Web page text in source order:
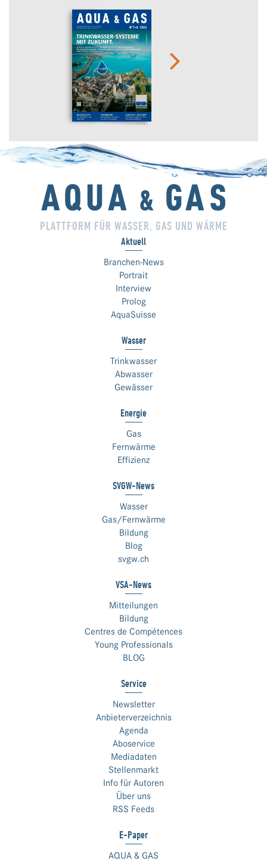
PLATTFORM FÜR WASSER, GAS UND WÄRME
Aktuell
Branchen-News
Portrait
Interview
Prolog
AquaSuisse
Wasser
Trinkwasser
Abwasser
Gewässer
Energie
Gas
Fernwärme
Effizienz
SVGW-News
Wasser
Gas/Fernwärme
Bildung
Blog
svgw.ch
VSA-News
Mitteilungen
Bildung
Centres de Compétences
Young Professionals
BLOG
Service
Newsletter
Anbieterverzeichnis
Agenda
Aboservice
Mediadaten
Stellenmarkt
Info für Autoren
Über uns
RSS Feeds
E-Paper
AQUA & GAS